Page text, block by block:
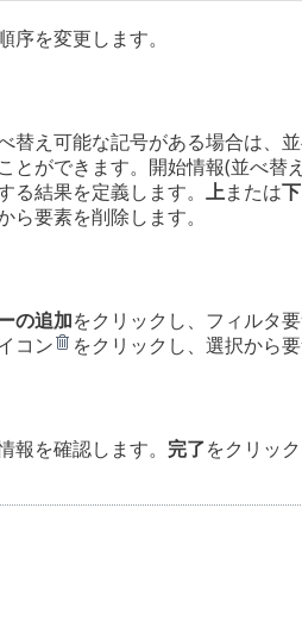
序を変更します。
替え可能な記号がある場合は、
ができます。開始情報(並べ替
結果を定義します。 上または下
ら要素を削除します。
の追加をクリックし、フィルタ
コン
をクリックし、選択から要
を確認します。 完了をクリッ